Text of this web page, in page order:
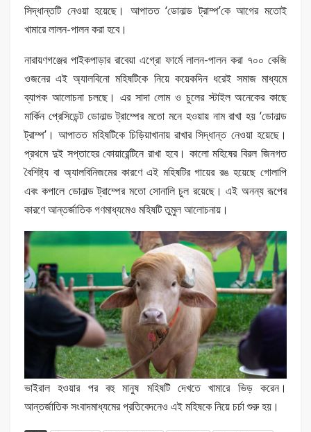
সিদ্ধান্তটি নেওয়া হয়েছে। আপাতত ‘ডোনাল্ড ট্রাম্প’কে আগের মতোই
খামারে লালন-পালন করা হবে।
নারায়ণগঞ্জের পাইকপাড়ার রাবেয়া এগ্রো ফার্মে লালন-পালন করা ৭০০ কেজি
ওজনের এই অ্যালবিনো মহিষটিকে নিয়ে কয়েকদিন ধরেই সমাজ মাধ্যমে
ব্যাপক আলোচনা চলছে। এর সাদা লোম ও চুলের স্টাইল অনেকের কাছে
মার্কিন প্রেসিডেন্ট ডোনাল্ড ট্রাম্পের মতো মনে হওয়ায় নাম রাখা হয় ‘ডোনাল্ড
ট্রাম্প’। আপাতত মহিষটিকে চিড়িয়াখানায় রাখার সিদ্ধান্ত নেওয়া হয়েছে।
প্রথমে দুই সপ্তাহের কোয়ারেন্টিনে রাখা হবে। কালো মহিষের বিরল জিনগত
বৈশিষ্ট্য বা অ্যালবিনিজমের কারণে এই মহিষটির গায়ের রঙ হয়েছে গোলাপি
এবং কপালে ডোনাল্ড ট্রাম্পের মতো সোনালি চুল রয়েছে। এই অনন্য রূপের
কারণে আন্তর্জাতিক গণমাধ্যমেও মহিষটি তুমুল আলোচনায়।
ভাইরাল হওয়ার পর বহু মানুষ মহিষটি দেখতে খামারে ভিড় করেন।
আন্তর্জাতিক সংবাদমাধ্যমের প্রতিবেদনেও এই মহিষকে নিয়ে চর্চা শুরু হয়।